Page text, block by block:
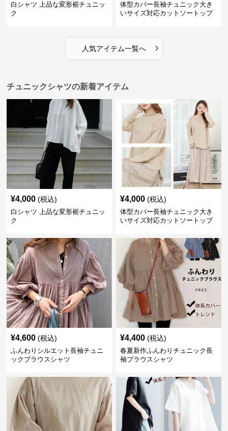
白シャツ 上品な変形裾チュニッ
ク
体型カバー長袖チュニック大き
いサイズ対応カットソートップ
人気アイテム一覧へ ›
チュニックシャツの新着アイテム
¥4,000 (税込)
白シャツ 上品な変形裾チュニッ
ク
¥4,000 (税込)
体型カバー長袖チュニック大き
いサイズ対応カットソートップ
¥4,600 (税込)
ふんわりシルエット長袖チュニ
ックブラウスシャツ
¥4,400 (税込)
春夏新作ふんわりチュニック長
袖ブラウスシャツ